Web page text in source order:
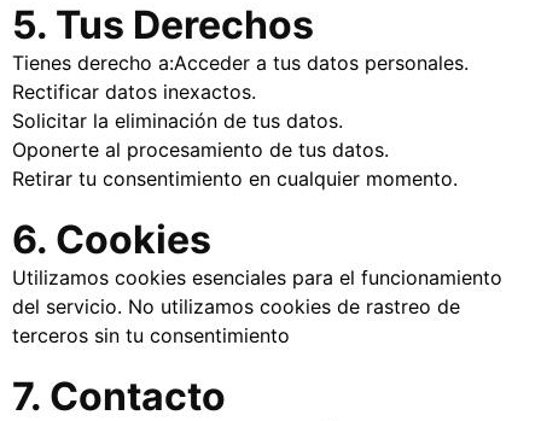
5. Tus Derechos
Tienes derecho a:Acceder a tus datos personales.
Rectificar datos inexactos.
Solicitar la eliminación de tus datos.
Oponerte al procesamiento de tus datos.
Retirar tu consentimiento en cualquier momento.
6. Cookies
Utilizamos cookies esenciales para el funcionamiento
del servicio. No utilizamos cookies de rastreo de
terceros sin tu consentimiento
7. Contacto